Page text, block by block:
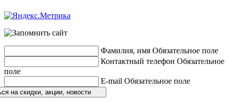
Фамилия, имя Обязательное поле
Контактный телефон Обязательное
поле
E-mail Обязательное поле
на скидки, акции, новости